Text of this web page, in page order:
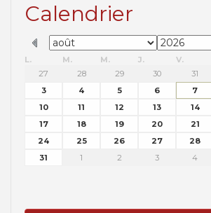
Calendrier
L. M. M. J. V.
27
28 29 30 31
3
4 5 6 7
10
11 12 13 14
17
18 19 20 21
24
25 26 27 28
31
1 2 3 4